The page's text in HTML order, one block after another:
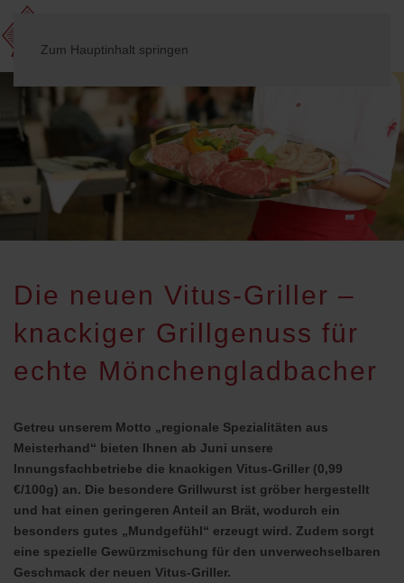
Zum Hauptinhalt springen
Die neuen Vitus-Griller –
knackiger Grillgenuss für
echte Mönchen­glad­bacher
Getreu unserem Motto „regionale Spezialitäten aus
Meisterhand“ bieten Ihnen ab Juni unsere
Innungsfachbetriebe die knackigen Vitus-Griller (0,99
€/100g) an. Die besondere Grillwurst ist gröber hergestellt
und hat einen geringeren Anteil an Brät, wodurch ein
besonders gutes „Mundgefühl“ erzeugt wird. Zudem sorgt
eine spezielle Gewürzmischung für den unverwechselbaren
Geschmack der neuen Vitus-Griller.